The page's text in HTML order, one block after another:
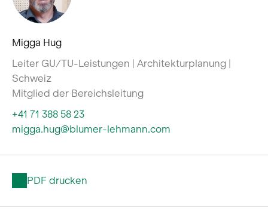
Migga Hug
Leiter GU/TU-Leistungen | Architekturplanung |
Schweiz
Mitglied der Bereichsleitung
+41 71 388 58 23
migga.hug@blumer-lehmann.com
PDF drucken